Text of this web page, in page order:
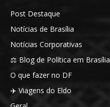
Post Destaque
Notícias de Brasília
Notícias Corporativas
⚖️ Blog de Política em Brasília
O que fazer no DF
✈️ Viagens do Eldo